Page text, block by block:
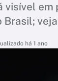
visível
Brasil;
há 1 ano